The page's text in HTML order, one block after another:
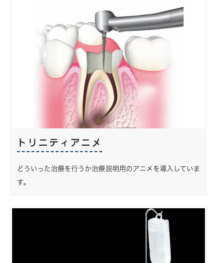
トリニティアニメ
どういった治療を行うか治療説明用のアニメを導入していま
す。